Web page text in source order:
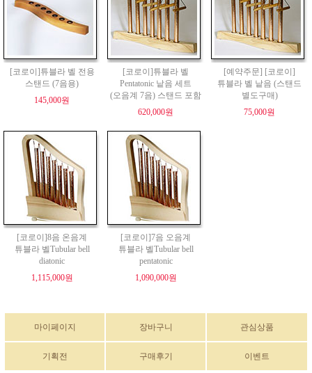
[코로이]튜블라 벨 전용
스탠드 (7음용)
145,000원
[코로이]튜블라 벨
Pentatonic 낱음 세트
(오음계 7음) 스탠드 포함
620,000원
[예약주문] [코로이]
튜블라 벨 낱음 (스탠드
별도구매)
75,000원
[코로이]8음 온음계
튜블라 벨Tubular bell
diatonic
1,115,000원
[코로이]7음 오음계
튜블라 벨Tubular bell
pentatonic
1,090,000원
마이페이지 장바구니 관심상품
기획전 구매후기 이벤트